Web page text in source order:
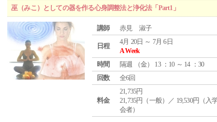
巫（みこ）としての器を作る心身調整法と浄化法「Part1」
講師 赤見 淑子
日程
4月 20日 ～ 7月 6日
A Week
時間
隔週 （金） 13 ：10 ～ 14 ：30
回数
全6回
料金
21,735円
21,735円（一般）／ 19,530円（入
会者）